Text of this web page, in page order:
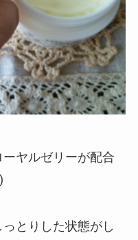
ヤルゼリーが配合
とりした状態がし